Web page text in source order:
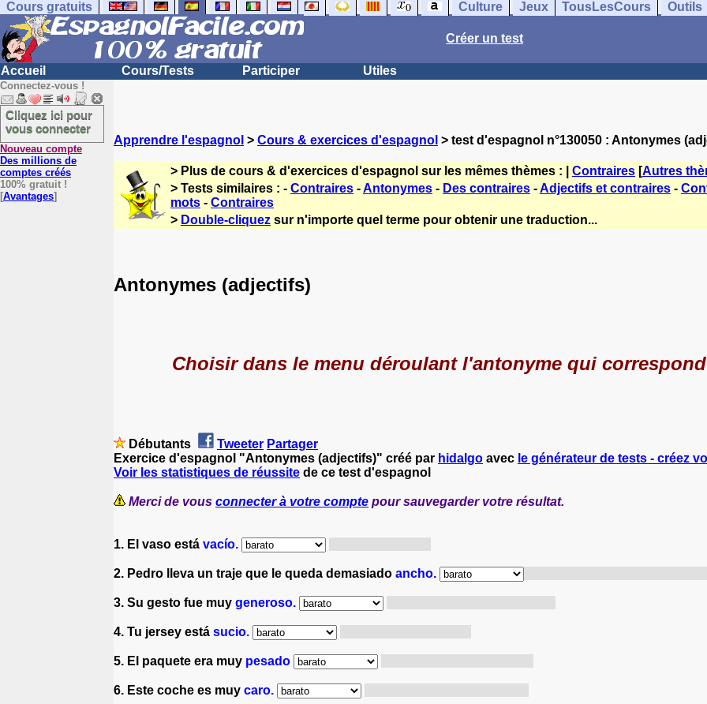
Cours gratuits Culture Jeux TousLesCours Outils
Créer un test
Accueil Cours/Tests Participer Utiles
Connectez-vous !
Cliquez ici pour
vous connecter
Nouveau compte
Des millions de
comptes créés
100% gratuit !
[Avantages]
Apprendre l'espagnol > Cours & exercices d'espagnol > test d'espagnol n°130050 : Antonymes
> Plus de cours & d'exercices d'espagnol sur les mêmes thèmes : | Contraires [Autres
> Tests similaires : - Contraires -Antonymes - Des contraires -Adjectifs et contraires -
mots - Contraires
> Double-cliquez sur n'importe quel terme pour obtenir une traduction...
Antonymes (adjectifs)
Choisir dans le menu déroulant l'antonyme qui
Débutants Tweeter Partager
Exercice d'espagnol "Antonymes (adjectifs)" créé par hidalgo avec le générateur de tests - créez
Voir les statistiques de réussite de ce test d'espagnol
Merci de vous connecter à votre compte pour sauvegarder votre résultat.
1. El vaso está vacío.
2. Pedro lleva un traje que le queda demasiado ancho.
3. Su gesto fue muy generoso.
4. Tu jersey está sucio.
5. El paquete era muy pesado
6. Este coche es muy caro.